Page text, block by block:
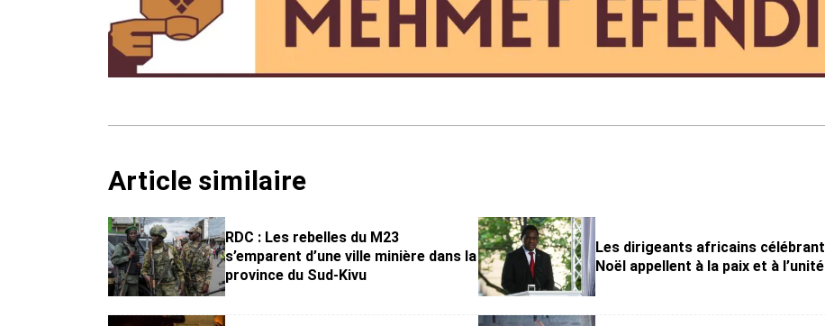
Article similaire
RDC : Les rebelles du M23
s’emparent d’une ville minière dans la
province du Sud-Kivu
Les dirigeants africains célébrant
Noël appellent à la paix et à l’unité